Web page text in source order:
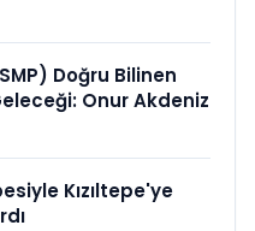
Doğru Bilinen
Onur Akdeniz
Kızıltepe'ye